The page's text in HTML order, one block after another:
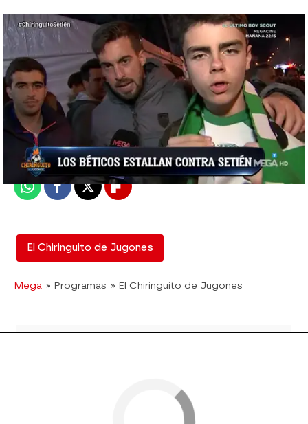
mega
Madrid
Publicado:22 de febrero de 2019, 01:42
WhatsappFacebook
X Flipboard
El Chiringuito de Jugones
Mega » Programas » El Chiringuito de Jugones